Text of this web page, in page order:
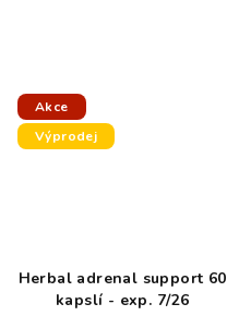
Akce
Výprodej
Herbal adrenal support 60
kapslí - exp. 7/26